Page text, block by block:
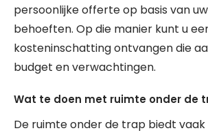
persoonlijke offerte op basis van
behoeften. Op die manier kunt u
kosteninschatting ontvangen die
budget en verwachtingen.
Wat te doen met ruimte onder de
De ruimte onder de trap biedt